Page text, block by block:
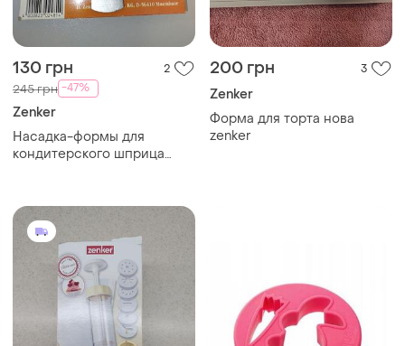
130 грн 2
245 грн -47%
Zenker
Насадка-формы для
кондитерского шприца
ничечины
200 грн 3
Zenker
Форма для торта нова
zenker